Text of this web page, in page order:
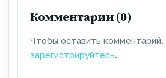
Комментарии (0)
Чтобы оставить комментарий,
зарегистрируйтесь